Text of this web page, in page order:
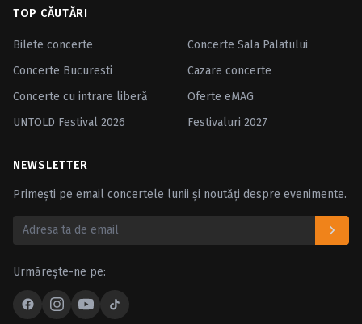
TOP CĂUTĂRI
Bilete concerte
Concerte Sala Palatului
Concerte Bucuresti
Cazare concerte
Concerte cu intrare liberă
Oferte eMAG
UNTOLD Festival 2026
Festivaluri 2027
NEWSLETTER
Primești pe email concertele lunii și noutăți despre evenimente.
Urmărește-ne pe: